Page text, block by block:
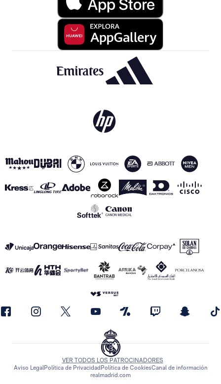
VER TODOS LOS PATROCINADORES
Aviso LegalPolítica de Privacidad Política de CookiesCanal de información
realmadrid.com